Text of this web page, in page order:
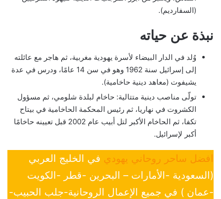
(السفارديم).
نبذة عن حياته
وُلد في الدار البيضاء لأسرة يهودية مغربية، ثم هاجر مع عائلته
إلى إسرائيل سنة 1962 وهو في سن 14 عامًا، ودرس في عدة
يشيفوت (معاهد دينية حاخامية).
تولّى مناصب دينية متتالية: حاخام لبلدة شلومي، ثم مسؤول
الكشروت في نهاريا، ثم رئيس المحكمة الحاخامية في بيتاح
تكفا، ثم الحاخام الأكبر لتل أبيب عام 2002 قبل تعيينه حاخامًا
أكبر لإسرائيل.
افضل ساحر روحاني يهودي في الخليج العربي
(السعودية -الأمارات – البحرين -قطر -الكويت
-عمان ) في جميع الإعمال الروحانية-جلب الحبيب-